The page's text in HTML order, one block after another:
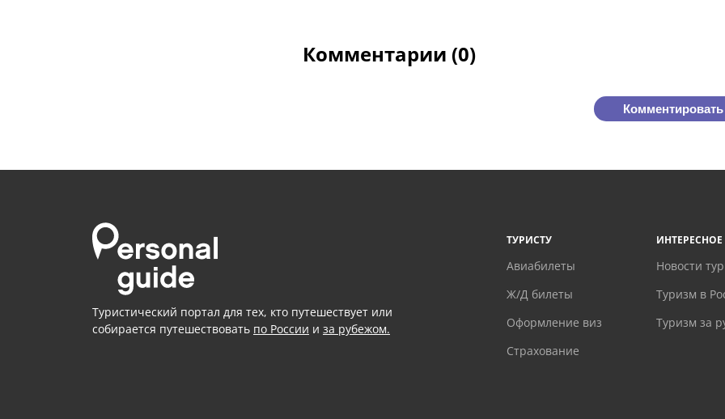
Комментарии (0)
Комментировать
Туристический портал для тех, кто путешествует или
собирается путешествовать по России и за рубежом.
ТУРИСТУ
Авиабилеты
Ж/Д билеты
Оформление виз
Страхование
ИНТЕРЕСНОЕ
Новости
Туризм в
Туризм за